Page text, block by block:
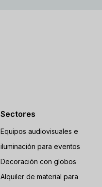
Sectores
Equipos audiovisuales e
iluminación para eventos
Decoración con globos
Alquiler de material para